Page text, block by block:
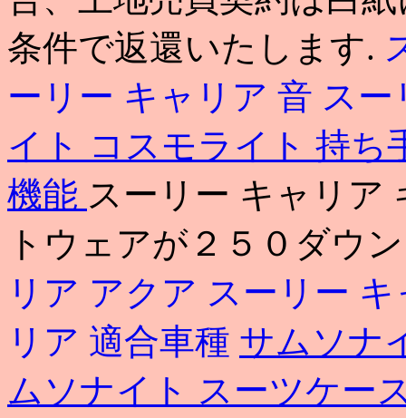
条件で返還いたします.
ーリー キャリア 音 ス
イト コスモライト 持ち
機能 スーリー キャリア
トウェアが２５０ダウ
リア アクア スーリー
リア 適合車種 サムソナ
ムソナイト スーツケー